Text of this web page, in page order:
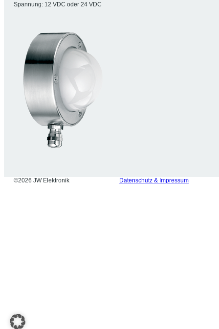
Spannung: 12 VDC oder 24 VDC
©2026 JW Elektronik Datenschutz & Impressum